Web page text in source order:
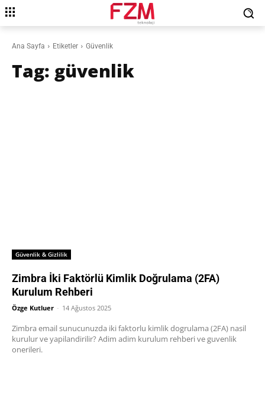
Ana Sayfa Etiketler Güvenlik
Tag: güvenlik
Güvenlik & Gizlilik
Zimbra İki Faktörlü Kimlik Doğrulama (2FA)
Kurulum Rehberi
Özge Kutluer - 14 Ağustos 2025
Zimbra email sunucunuzda iki faktorlu kimlik dogrulama (2FA) nasil
kurulur ve yapilandirilir? Adim adim kurulum rehberi ve guvenlik
onerileri.